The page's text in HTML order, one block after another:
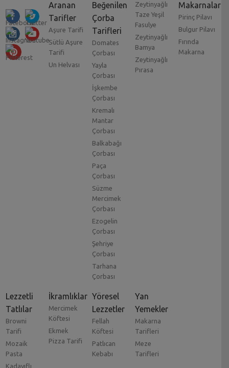
Aranan
Tarifler
Aşure Tarifi
Sütlü Aşure
Tarifi
Un Helvası
Beğenilen
Çorba
Tarifleri
Domates
Çorbası
Yayla
Çorbası
İşkembe
Çorbası
Kremalı
Mantar
Çorbası
Balkabağı
Çorbası
Paça
Çorbası
Süzme
Mercimek
Çorbası
Ezogelin
Çorbası
Şehriye
Çorbası
Tarhana
Çorbası
Zeytinyağlı
Taze Yeşil
Fasulye
Zeytinyağlı
Bamya
Zeytinyağlı
Pırasa
Makarnalar
Pirinç Pilavı
Bulgur Pilavı
Fırında
Makarna
Lezzetli
Tatlılar
Browni
Tarifi
Mozaik
Pasta
Kadayıflı
İkramlıklar
Mercimek
Köftesi
Ekmek
Pizza Tarifi
Yöresel
Lezzetler
Fellah
Köftesi
Patlıcan
Kebabı
Yan
Yemekler
Makarna
Tarifleri
Meze
Tarifleri